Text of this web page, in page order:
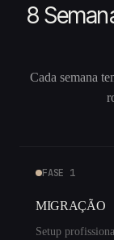
8
Cada semana
FASE 1
MIGRAÇÃO
Setup